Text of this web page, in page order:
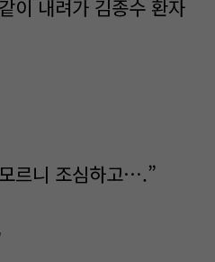
이 내려가 김종수 환자
르니 조심하고….”